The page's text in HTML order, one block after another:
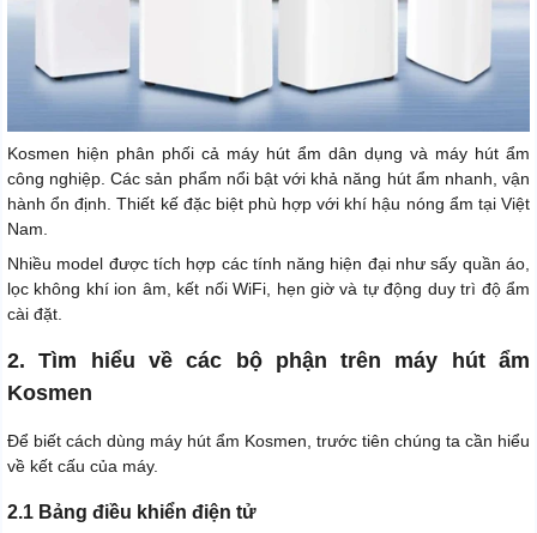
Kosmen hiện phân phối cả máy hút ẩm dân dụng và máy hút ẩm
công nghiệp. Các sản phẩm nổi bật với khả năng hút ẩm nhanh, vận
hành ổn định. Thiết kế đặc biệt phù hợp với khí hậu nóng ẩm tại Việt
Nam.
Nhiều model được tích hợp các tính năng hiện đại như sấy quần áo,
lọc không khí ion âm, kết nối WiFi, hẹn giờ và tự động duy trì độ ẩm
cài đặt.
2. Tìm hiểu về các bộ phận trên máy hút ẩm
Kosmen
Để biết cách dùng máy hút ẩm Kosmen, trước tiên chúng ta cần hiểu
về kết cấu của máy.
2.1 Bảng điều khiển điện tử